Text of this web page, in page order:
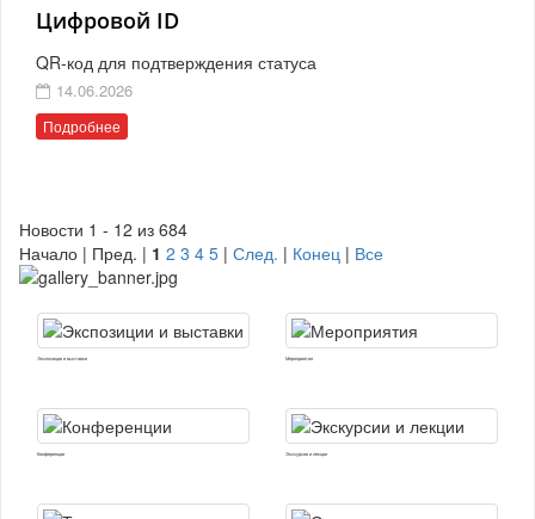
Цифровой ID
QR-код для подтверждения статуса
14.06.2026
Подробнее
Новости 1 - 12 из 684
Начало | Пред. | 1 2 3 4 5 | След. | Конец | Все
Экспозиции и выставки Мероприятия
Конференции Экскурсии и лекции